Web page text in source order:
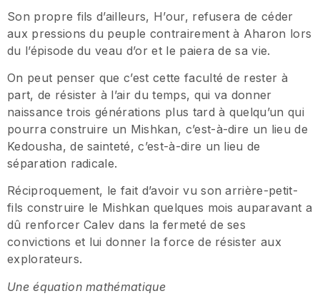
Son propre fils d’ailleurs, H’our, refusera de céder
aux pressions du peuple contrairement à Aharon lors
du l’épisode du veau d’or et le paiera de sa vie.
On peut penser que c’est cette faculté de rester à
part, de résister à l’air du temps, qui va donner
naissance trois générations plus tard à quelqu’un qui
pourra construire un Mishkan, c’est-à-dire un lieu de
Kedousha, de sainteté, c’est-à-dire un lieu de
séparation radicale.
Réciproquement, le fait d’avoir vu son arrière-petit-
fils construire le Mishkan quelques mois auparavant a
dû renforcer Calev dans la fermeté de ses
convictions et lui donner la force de résister aux
explorateurs.
Une équation mathématique